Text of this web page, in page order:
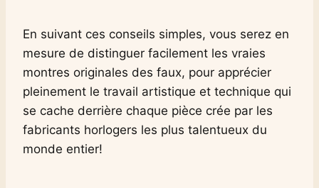
En suivant ces conseils simples, vous serez en
mesure de distinguer facilement les vraies
montres originales des faux, pour apprécier
pleinement le travail artistique et technique qui
se cache derrière chaque pièce crée par les
fabricants horlogers les plus talentueux du
monde entier!